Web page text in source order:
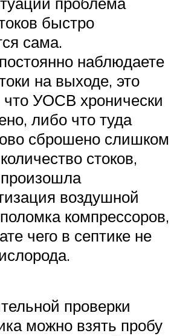
быстро
сама.
наблюдаете
на выходе, это
что УОСВ хронически
либо что туда
сброшено слишком
стоков,
воздушной
компрессоров,
чего в септике не
проверки
можно взять пробу